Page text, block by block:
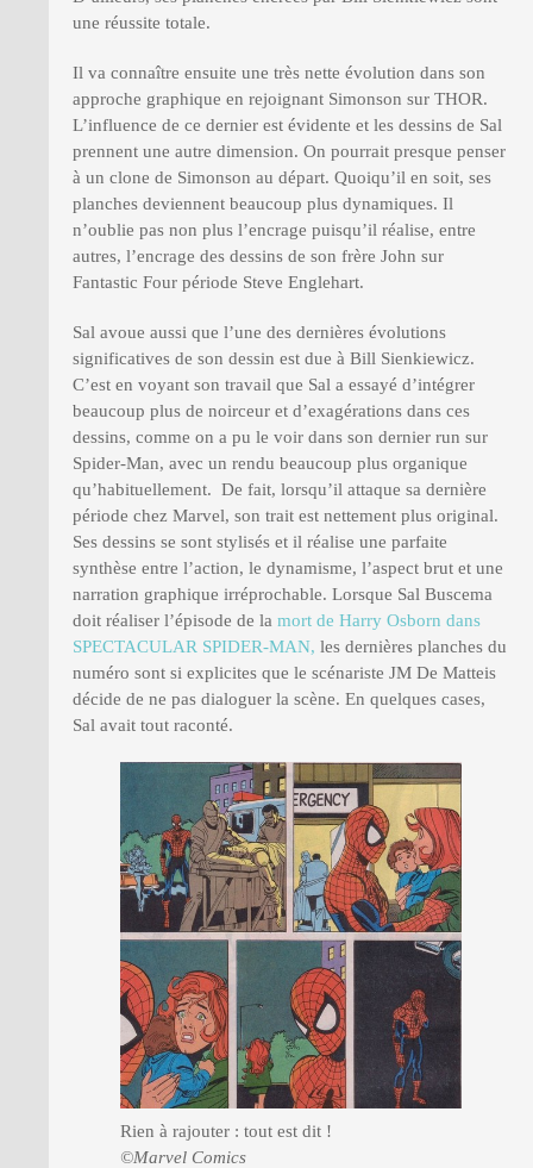
une réussite totale.
Il va connaître ensuite une très nette évolution dans son
approche graphique en rejoignant Simonson sur THOR.
L’influence de ce dernier est évidente et les dessins de Sal
prennent une autre dimension. On pourrait presque penser
à un clone de Simonson au départ. Quoiqu’il en soit, ses
planches deviennent beaucoup plus dynamiques. Il
n’oublie pas non plus l’encrage puisqu’il réalise, entre
autres, l’encrage des dessins de son frère John sur
Fantastic Four période Steve Englehart.
Sal avoue aussi que l’une des dernières évolutions
significatives de son dessin est due à Bill Sienkiewicz.
C’est en voyant son travail que Sal a essayé d’intégrer
beaucoup plus de noirceur et d’exagérations dans ces
dessins, comme on a pu le voir dans son dernier run sur
Spider-Man, avec un rendu beaucoup plus organique
qu’habituellement. De fait, lorsqu’il attaque sa dernière
période chez Marvel, son trait est nettement plus original.
Ses dessins se sont stylisés et il réalise une parfaite
synthèse entre l’action, le dynamisme, l’aspect brut et une
narration graphique irréprochable. Lorsque Sal Buscema
doit réaliser l’épisode de la mort de Harry Osborn dans
SPECTACULAR SPIDER-MAN, les dernières planches du
numéro sont si explicites que le scénariste JM De Matteis
décide de ne pas dialoguer la scène. En quelques cases,
Sal avait tout raconté.
Rien à rajouter : tout est dit !
©Marvel Comics